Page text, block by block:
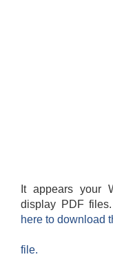
It appears your
display PDF files.
here to download
file.